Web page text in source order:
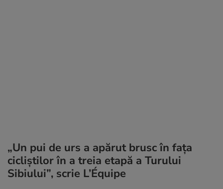
„Un pui de urs a apărut brusc în fața
cicliștilor în a treia etapă a Turului
Sibiului”, scrie L’Équipe